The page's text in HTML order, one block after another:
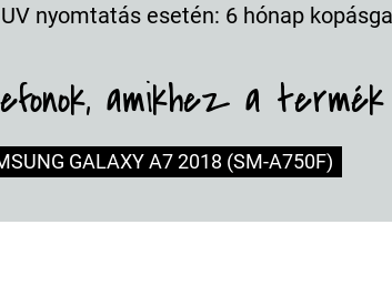
nyomtatás esetén: 6 hónap
amikhez a
GALAXY A7 2018 (SM-A750F)